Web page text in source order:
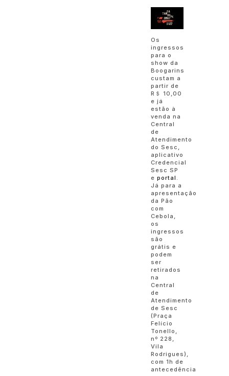
Os
ingressos
para o
show da
Boogarins
custam a
partir de
R＄ 10,00
e já
estão à
venda na
Central
de
Atendimento
do Sesc,
aplicativo
Credencial
Sesc SP
e portal .
Já para a
apresentação
da Pão
com
Cebola,
os
ingressos
são
grátis e
podem
ser
retirados
na
Central
de
Atendimento
de Sesc
(Praça
Felício
Tonello,
nº 228,
Vila
Rodrigues),
com 1h de
antecedência